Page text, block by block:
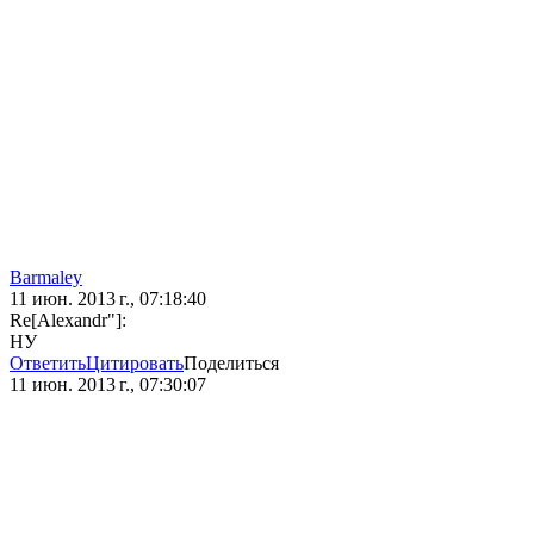
Barmaley
11 июн. 2013 г., 07:18:40
Re[Alexandr"]:
НУ
ОтветитьЦитироватьПоделиться
11 июн. 2013 г., 07:30:07